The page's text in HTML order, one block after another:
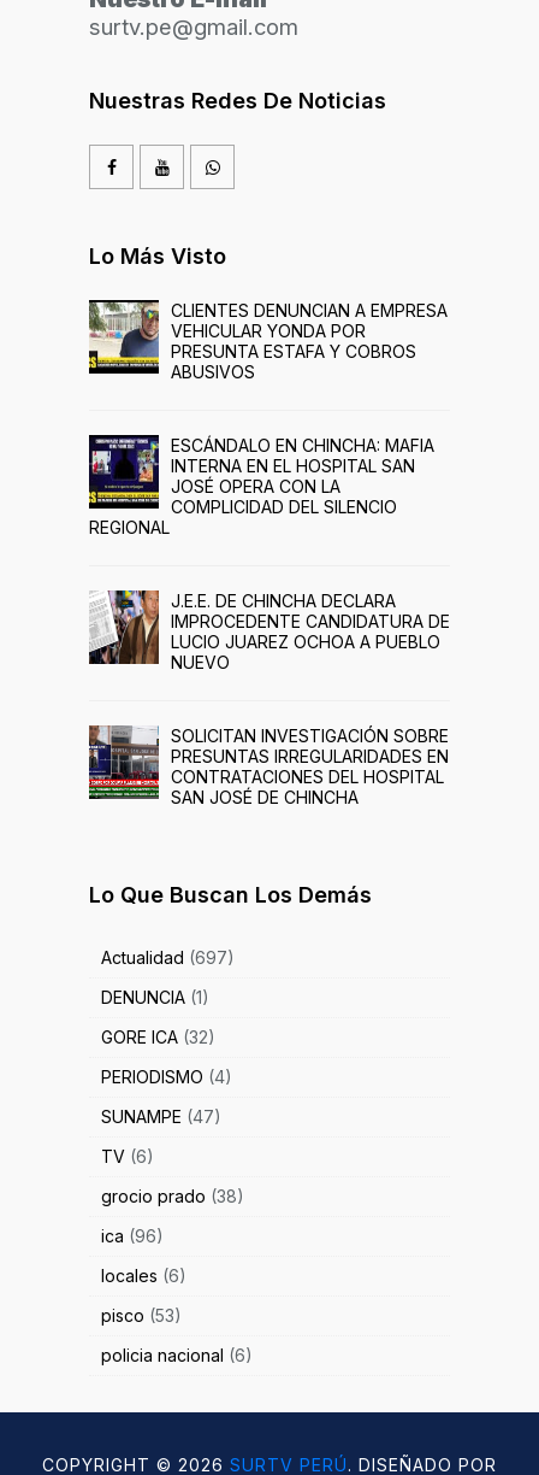
surtv.pe@gmail.com
Nuestras Redes De Noticias
Lo Más Visto
CLIENTES DENUNCIAN A EMPRESA
VEHICULAR YONDA POR
PRESUNTA ESTAFA Y COBROS
ABUSIVOS
ESCÁNDALO EN CHINCHA: MAFIA
INTERNA EN EL HOSPITAL SAN
JOSÉ OPERA CON LA
COMPLICIDAD DEL SILENCIO
REGIONAL
J.E.E. DE CHINCHA DECLARA
IMPROCEDENTE CANDIDATURA DE
LUCIO JUAREZ OCHOA A PUEBLO
NUEVO
SOLICITAN INVESTIGACIÓN SOBRE
PRESUNTAS IRREGULARIDADES EN
CONTRATACIONES DEL HOSPITAL
SAN JOSÉ DE CHINCHA
Lo Que Buscan Los Demás
Actualidad (697)
DENUNCIA (1)
GORE ICA (32)
PERIODISMO (4)
SUNAMPE (47)
TV (6)
grocio prado (38)
ica (96)
locales (6)
pisco (53)
policia nacional (6)
COPYRIGHT © 2026 SURTV PERÚ. DISEÑADO POR